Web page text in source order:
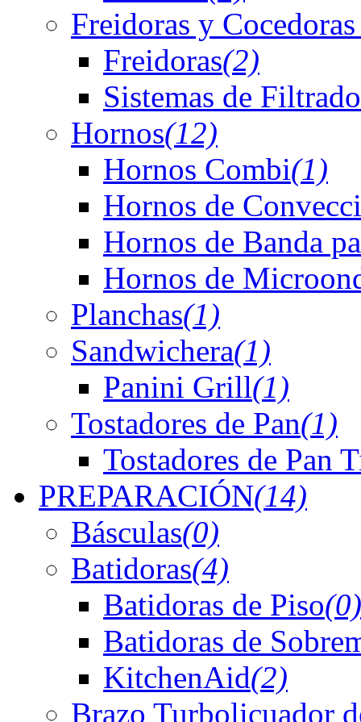
Freidoras y Cocedoras
Freidoras(2)
Sistemas de Filtrado
Hornos(12)
Hornos Combi(1)
Hornos de
Hornos de Banda
Hornos de
Planchas(1)
Sandwichera(1)
Panini Grill(1)
Tostadores de Pan(1)
Tostadores de Pan
PREPARACIÓN(14)
Básculas(0)
Batidoras(4)
Batidoras de Piso(0)
Batidoras de
KitchenAid(2)
Brazo Turbolicuador